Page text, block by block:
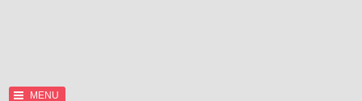
MENU